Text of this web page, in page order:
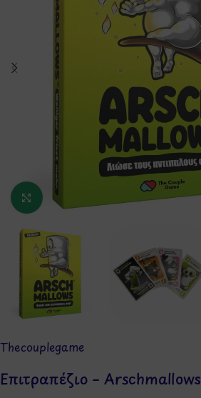
Κάντε κλικ για μεγέθυνση
Thecouplegame
Επιτραπέζιο – Arschmallows